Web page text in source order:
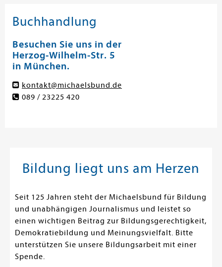
Buchhandlung
Besuchen Sie uns in der
Herzog-Wilhelm-Str. 5
in München.
kontakt@michaelsbund.de
089 / 23225 420
Bildung liegt uns am Herzen
Seit 125 Jahren steht der Michaelsbund für Bildung
und unabhängigen Journalismus und leistet so
einen wichtigen Beitrag zur Bildungsgerechtigkeit,
Demokratiebildung und Meinungsvielfalt. Bitte
unterstützen Sie unsere Bildungsarbeit mit einer
Spende.